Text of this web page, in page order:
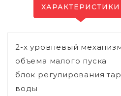
ХАРАКТЕРИСТИКИ
2-х уровневый
объема малого пуска
блок регулирования
воды